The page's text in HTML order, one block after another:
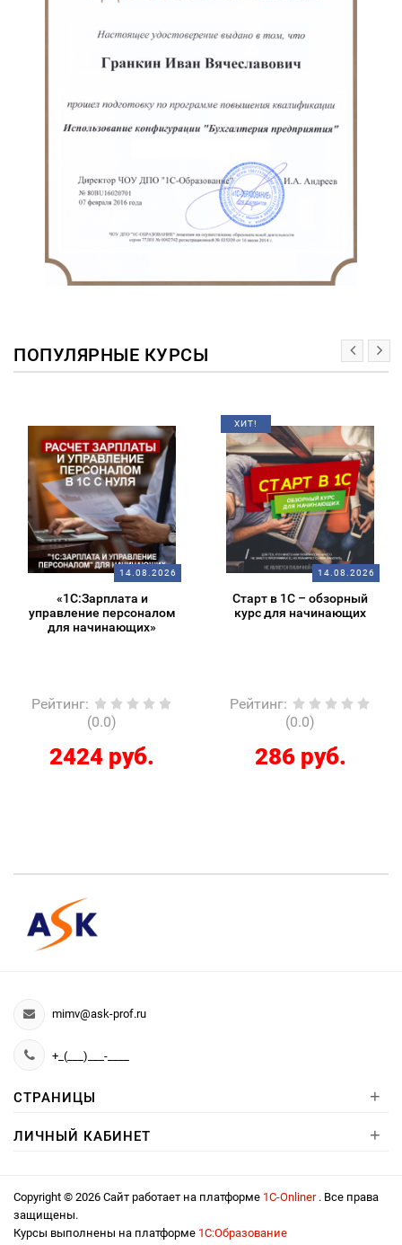
ПОПУЛЯРНЫЕ КУРСЫ
14.08.2026
«1С:Зарплата и
управление персоналом
для начинающих»
Рейтинг:
(0.0)
2424 руб.
ХИТ!
14.08.2026
Старт в 1С – обзорный
курс для начинающих
Рейтинг:
(0.0)
286 руб.
mimv@ask-prof.ru
+_(___)___-____
СТРАНИЦЫ +
ЛИЧНЫЙ КАБИНЕТ +
Copyright © 2026 Сайт работает на платформе 1С-Onliner . Все права
защищены.
Курсы выполнены на платформе 1С:Образование